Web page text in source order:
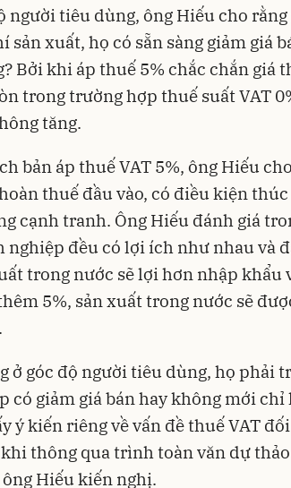
người tiêu dùng, ông Hiếu cho
sản xuất, họ có sẵn sàng giảm giá
Bởi khi áp thuế 5% chắc chắn giá
trong trường hợp thuế suất VAT
tăng.
bản áp thuế VAT 5%, ông Hiếu
thuế đầu vào, có điều kiện
cạnh tranh. Ông Hiếu đánh giá
nghiệp đều có lợi ích như nhau và
trong nước sẽ lợi hơn nhập khẩu
5%, sản xuất trong nước sẽ
ở góc độ người tiêu dùng, họ phải
có giảm giá bán hay không mới
ý kiến riêng về vấn đề thuế VAT
thông qua trình toàn văn dự
ông Hiếu kiến nghị.